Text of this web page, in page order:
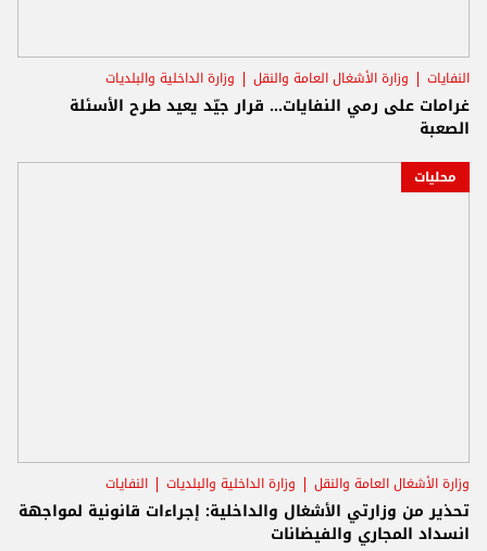
النفايات وزارة الأشغال العامة والنقل وزارة الداخلية والبلديات
غرامات على رمي النفايات… قرار جيّد يعيد طرح الأسئلة
الصعبة
محليات
وزارة الأشغال العامة والنقل وزارة الداخلية والبلديات النفايات
تحذير من وزارتي الأشغال والداخلية: إجراءات قانونية لمواجهة
انسداد المجاري والفيضانات